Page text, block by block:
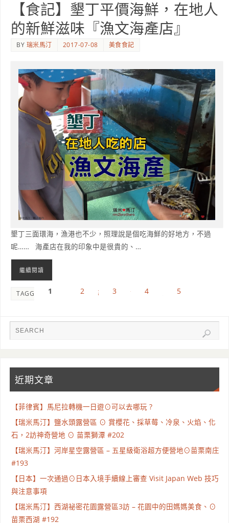
TAGGED 冰品 旅遊,甘蔗冰 ,美食,花蓮,食記
【食記】墾丁平價海鮮，在地人
的新鮮滋味『漁文海產店』
BY 瑞米馬汀 2017-07-08 美食食記
墾丁三面環海，漁港也不少，照理說是個吃海鮮的好地方，不過
呢…… 海產店在我的印象中是很貴的、…
繼續閱讀
TAGGED ,水產 海產 ,海產店 海鮮, ,食記
1 2 3 4 5
近期文章
【菲律賓】馬尼拉轉機一日遊⊙可以去哪玩 ?
【瑞米馬汀】鹽水頭露營區 ⊙ 賞櫻花、採草莓、冷泉、火焰、化
石，2訪神奇營地 ⊙ 苗栗獅潭 #202
【瑞米馬汀】河岸星空露營區 – 五星級衛浴超方便營地⊙苗栗南庄
#193
【日本】一次通過⊙日本入境手續線上審查 Visit Japan Web 技巧
與注意事項
【瑞米馬汀】西湖祕密花園露營區3訪 – 花園中的田媽媽美食、⊙
苗栗西湖 #192